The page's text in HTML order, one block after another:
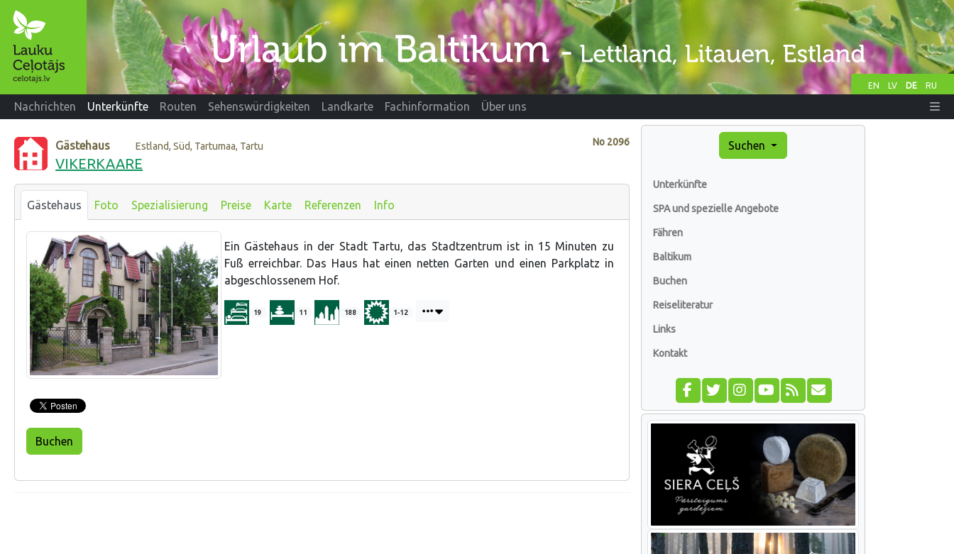
EN LV DE RU
Nachrichten Unterkünfte Routen Sehenswürdigkeiten Landkarte Fachinformation Über uns
No 2096
Gästehaus Estland, Süd, Tartumaa, Tartu
VIKERKAARE
Gästehaus Foto Spezialisierung Preise Karte Referenzen Info
Ein Gästehaus in der Stadt Tartu, das Stadtzentrum ist in 15 Minuten zu
Fuß erreichbar. Das Haus hat einen netten Garten und einen Parkplatz in
abgeschlossenem Hof.
19 11 188 1-12
Buchen
Suchen
Unterkünfte
SPA und spezielle Angebote
Fähren
Baltikum
Buchen
Reiseliteratur
Links
Kontakt